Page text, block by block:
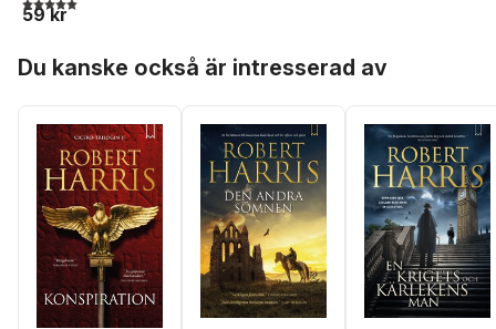
59 kr
Du kanske också är intresserad av